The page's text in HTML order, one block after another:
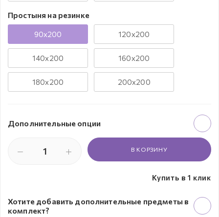
Простыня на резинке
90х200 120х200
140х200 160х200
180х200 200х200
Дополнительные опции
В КОРЗИНУ
Купить в 1 клик
Хотите добавить дополнительные предметы в
комплект?